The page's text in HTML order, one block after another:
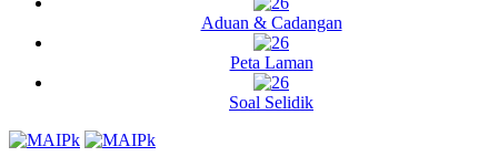
Aduan & Cadangan
Peta Laman
Soal Selidik